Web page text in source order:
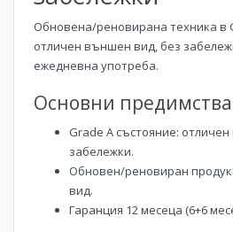
Обновена/реновирана техника в
отличен външен вид, без
ежедневна употреба.
Основни предимства
Grade A състояние:
забележки.
Обновен/реновиран
вид.
Гаранция 12 месеца (6+6